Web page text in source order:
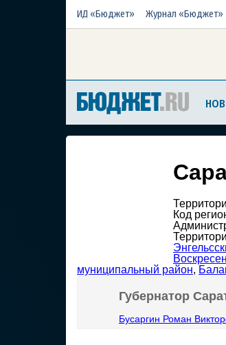
ИД «Бюджет» Журнал «Бюджет»
Код
муниципальный район,
Губернатор
Бусаргин Роман